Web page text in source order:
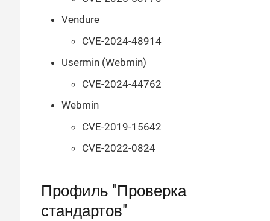
Vendure
CVE-2024-48914
Usermin (Webmin)
CVE-2024-44762
Webmin
CVE-2019-15642
CVE-2022-0824
Профиль "Проверка
стандартов"